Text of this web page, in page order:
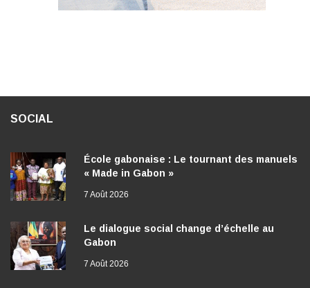
SOCIAL
École gabonaise : Le tournant des manuels
« Made in Gabon »
7 Août 2026
Le dialogue social change d’échelle au
Gabon
7 Août 2026